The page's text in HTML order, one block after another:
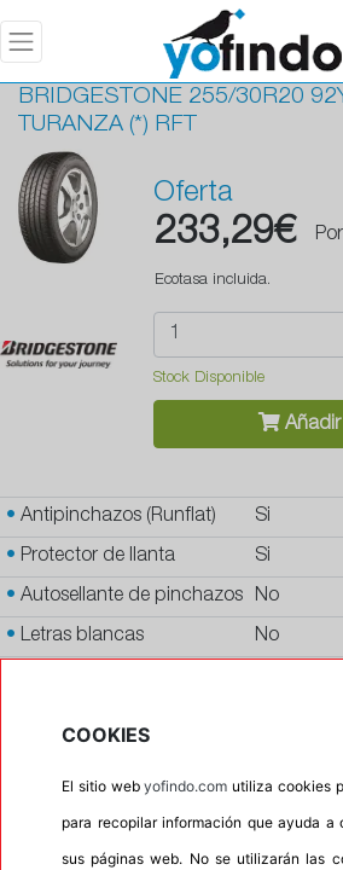
BRIDGESTONE 255/30R20
TURANZA (*) RFT
Oferta
233,29€
Ecotasa incluida.
Stock Disponible
• Antipinchazos (Runflat) Si
• Protector de llanta Si
• Autosellante de pinchazos No
• Letras blancas No
No
Calidad PREMIUM
COOKIES
El sitio webyofindo.com utiliza cookies
para recopilar información que ayuda a
sus páginas web. No se utilizarán las